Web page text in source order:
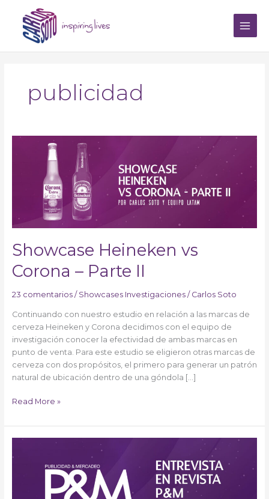
contenido
publicidad
Showcase Heineken vs
Corona – Parte II
23 comentarios / Showcases Investigaciones/ Carlos Soto
Continuando con nuestro estudio en relación a las marcas de
cerveza Heineken y Corona decidimos con el equipo de
investigación conocer la efectividad de ambas marcas en
punto de venta. Para este estudio se eligieron otras marcas de
cerveza con dos propósitos, el primero para generar un patrón
natural de ubicación dentro de una góndola […]
Showcase
Heineken
Read More »
en